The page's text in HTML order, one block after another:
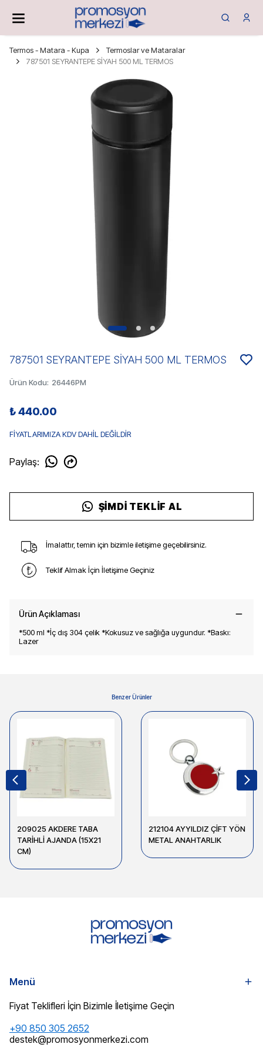
Termos - Matara - Kupa
Termoslar ve Mataralar
787501 SEYRANTEPE SİYAH 500 ML TERMOS
787501 SEYRANTEPE SİYAH 500 ML TERMOS
Ürün Kodu: 26446PM
₺ 440.00
FİYATLARIMIZA KDV DAHİL DEĞİLDİR
Paylaş:
ŞIMDI TEKLIF AL
İmalattır, temin için bizimle iletişime geçebilirsiniz.
Teklif Almak İçin İletişime Geçiniz
Ürün Açıklaması
*500 ml *İç dış 304 çelik *Kokusuz ve sağlığa uygundur. *Baskı:
Lazer
Benzer Ürünler
209025 AKDERE TABA
TARİHLİ AJANDA (15X21
CM)
212104 AYYILDIZ ÇİFT YÖN
METAL ANAHTARLIK
Menü
Fiyat Teklifleri İçin Bizimle İletişime Geçin
+90 850 305 2652
destek@promosyonmerkezi.com